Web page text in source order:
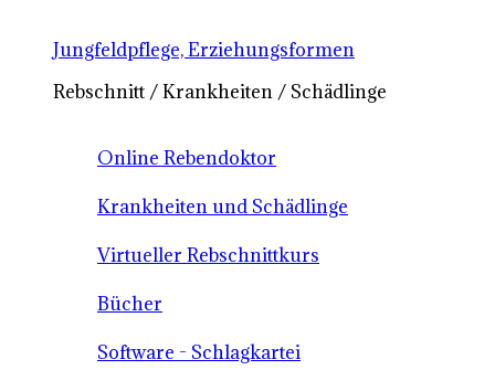
Jungfeldpflege, Erziehungsformen
Rebschnitt / Krankheiten / Schädlinge
Online Rebendoktor
Krankheiten und Schädlinge
Virtueller Rebschnittkurs
Bücher
Software - Schlagkartei